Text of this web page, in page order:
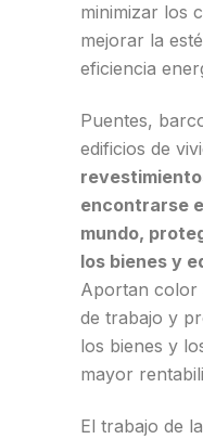
minimizar los
mejorar la
eficiencia
Puentes,
edificios de
encontrarse
mundo,
los bienes y
Aportan color
de trabajo y
los bienes y
mayor
El trabajo de